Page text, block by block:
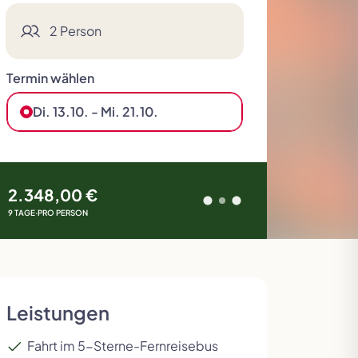
Skandinavien
Deluxe Reisen
2 Person
Termin wählen
Di. 13.10. - Mi. 21.10.
2.348,00 €
9 TAGE·PRO PERSON
Leistungen
Fahrt im 5-Sterne-Fernreisebus